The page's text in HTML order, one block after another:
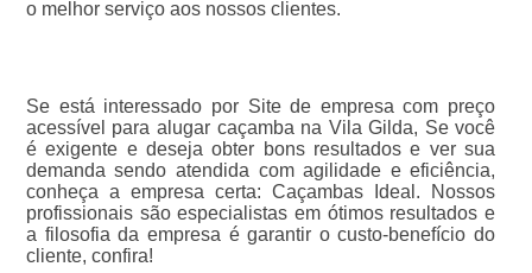
o melhor serviço aos nossos clientes.
Se está interessado por Site de empresa com preço
acessível para alugar caçamba na Vila Gilda, Se você
é exigente e deseja obter bons resultados e ver sua
demanda sendo atendida com agilidade e eficiência,
conheça a empresa certa: Caçambas Ideal. Nossos
profissionais são especialistas em ótimos resultados e
a filosofia da empresa é garantir o custo-benefício do
cliente, confira!